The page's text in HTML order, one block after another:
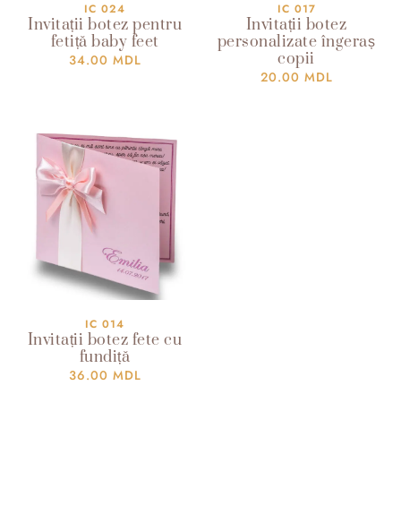
IC 024
Invitații botez pentru
fetiță baby feet
34.00 MDL
IC 017
Invitații botez
personalizate îngeraș
copii
20.00 MDL
IC 014
Invitații botez fete cu
fundiță
36.00 MDL